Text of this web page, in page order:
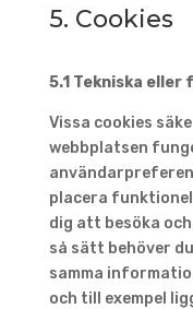
5. Cookies
5.1 Tekniska
Vissa cookies
webbplatsen
placera
dig att besöka
så sätt behöver
samma
och till exempel